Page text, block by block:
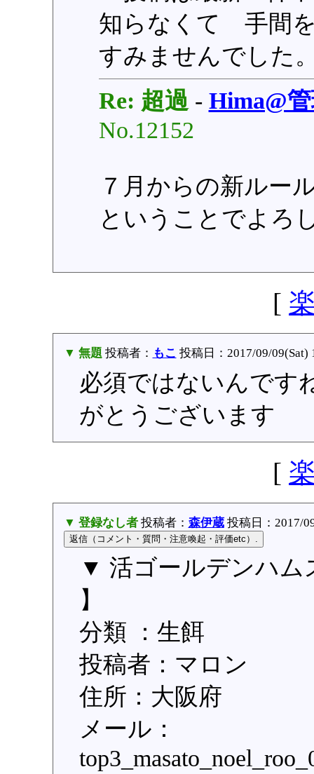
知らなくて 手間
すみませんでした
Re: 超過 - Hima@
No.12152
７月からの新ルー
ということでよろ
[
▼ 無題 投稿者： もこ 投稿日：2017/09/09(Sat)
必須ではないんです
がとうございます
[
▼ 登録なし者投稿者： 森伊蔵投稿日：2017/
▼ 活ゴールデンハ
】
分類 ：生餌
投稿者：マロン
住所：大阪府
メール：